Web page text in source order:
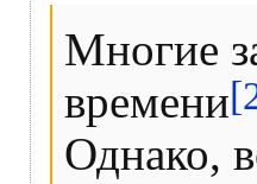
Многие
времени
Однако,